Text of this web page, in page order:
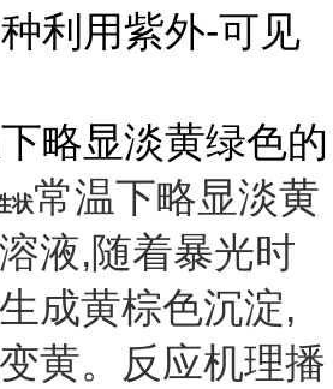
利用紫外-可见
略显淡黄绿色的
状常温下略显淡黄
液,随着暴光时
成黄棕色沉淀,
黄。反应机理播